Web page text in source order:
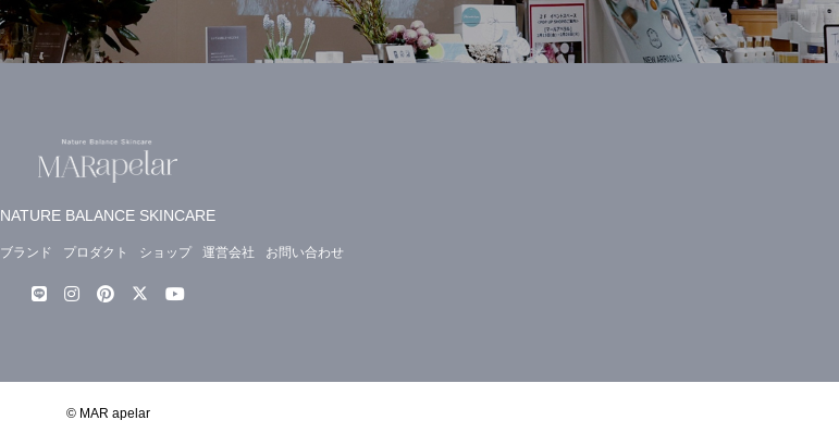
NATURE BALANCE SKINCARE
ブランド プロダクト ショップ 運営会社 お問い合わせ
© MAR apelar